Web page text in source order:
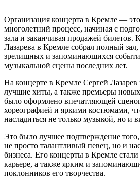
Организация концерта в Кремле —
многолетний процесс, начиная с
зала и заканчивая продажей билетов.
Лазарева в Кремле собрал полный
зрелищных и запоминающихся
музыкальной сцены последних лет.
На концерте в Кремле Сергей Лазарев
лучшие хиты, а также премьеры
было оформлено впечатляющей
хореографией и яркими костюмами,
насладиться не только музыкой, но и
Это было лучшее подтверждение
не просто талантливый певец, но и
бизнеса. Его концерты в Кремле
карьере, а также ярким и
поклонников его творчества.